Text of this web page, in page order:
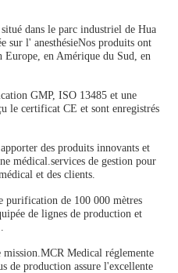
dans le parc industriel de Hua
sur l' anesthésieNos produits ont
Europe, en Amérique du Sud, en
GMP, ISO 13485 et une
le certificat CE et sont enregistrés
des produits innovants et
médical.services de gestion pour
et des clients.
purification de 100 000 mètres
de lignes de production et
Medical réglemente
de production assure l'excellente